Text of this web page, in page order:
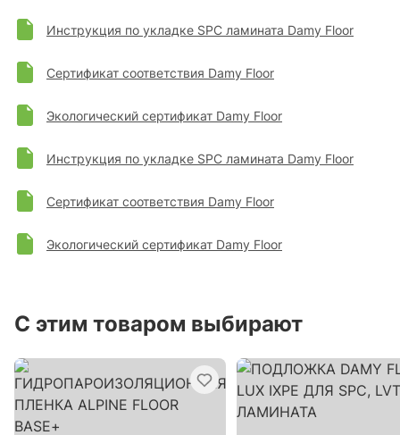
Инструкция по укладке SPC ламината Damy Floor
Сертификат соответствия Damy Floor
Экологический сертификат Damy Floor
Инструкция по укладке SPC ламината Damy Floor
Сертификат соответствия Damy Floor
Экологический сертификат Damy Floor
С этим товаром выбирают